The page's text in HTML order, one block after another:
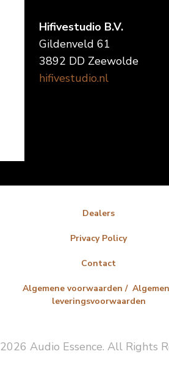
Hifivestudio B.V.
Gildenveld 61
3892 DD Zeewolde
hifivestudio.nl
Dealers
Privacy Policy
Contact
Algemene voorwaarden /
leveringsvoorwaarden
Audio Essence. All Rights